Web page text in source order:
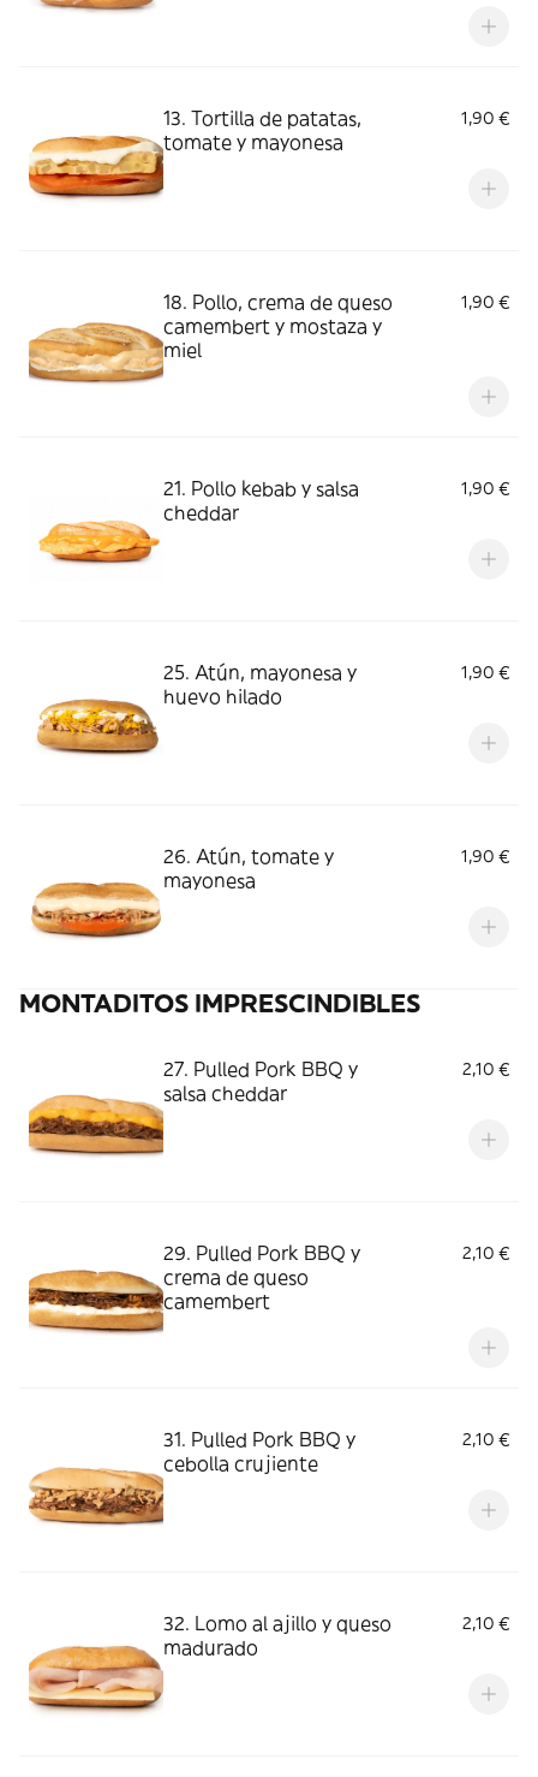
13. Tortilla de patatas,
tomate y mayonesa
1,90 €
18. Pollo, crema de queso
camembert y mostaza y
miel
1,90 €
21. Pollo kebab y salsa
cheddar
1,90 €
25. Atún, mayonesa y
huevo hilado
1,90 €
26. Atún, tomate y
mayonesa
1,90 €
MONTADITOS IMPRESCINDIBLES
27. Pulled Pork BBQ y
salsa cheddar
2,10 €
29. Pulled Pork BBQ y
crema de queso
camembert
2,10 €
31. Pulled Pork BBQ y
cebolla crujiente
2,10 €
32. Lomo al ajillo y queso
madurado
2,10 €